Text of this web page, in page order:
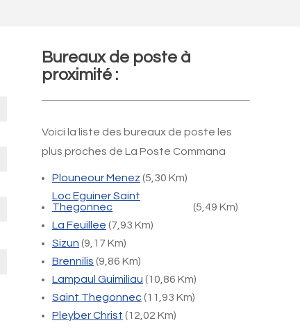
Bureaux de poste à
proximité :
Voici la liste des bureaux de poste les
plus proches de La Poste Commana
Plouneour Menez (5,30 Km)
Loc Eguiner Saint
Thegonnec
(5,49 Km)
La Feuillee (7,93 Km)
Sizun (9,17 Km)
Brennilis (9,86 Km)
Lampaul Guimiliau (10,86 Km)
Saint Thegonnec(11,93 Km)
Pleyber Christ (12,02 Km)